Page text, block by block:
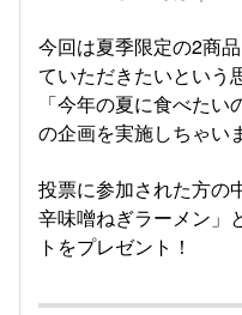
今回は夏季限定の2商
ていただきたいという
「今年の夏に食べたい
の企画を実施しちゃい
投票に参加された方の
辛味噌ねぎラーメン」
トをプレゼント！